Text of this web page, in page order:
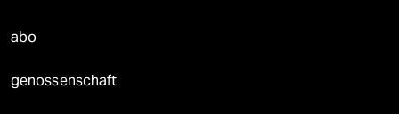
abo
genossenschaft